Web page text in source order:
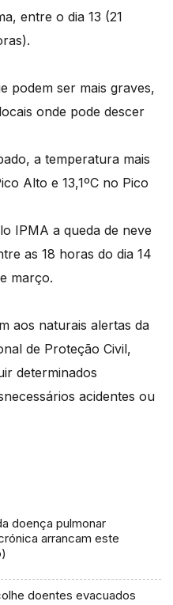
entre o dia 13 (21
podem ser mais graves,
onde pode descer
a temperatura mais
Alto e 13,1ºC no Pico
IPMA a queda de neve
as 18 horas do dia 14
março.
aos naturais alertas da
de Proteção Civil,
determinados
acidentes ou
doença pulmonar
arrancam este
doentes evacuados